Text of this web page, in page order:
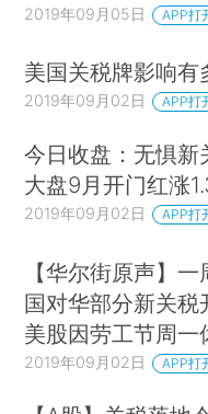
2019年09月05日 APP打
美国关税牌影响有
2019年09月02日 APP打
今日收盘：无惧新
大盘9月开门红涨
2019年09月02日 APP打
【华尔街原声】
国对华部分新关税
美股因劳工节周一
2019年09月02日 APP打